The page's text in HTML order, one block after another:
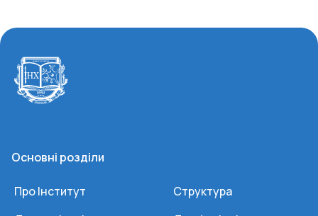
Основні розділи
Про Інститут
Структура